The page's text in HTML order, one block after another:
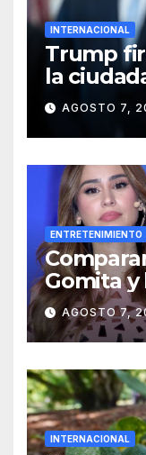
INTERNACIONAL
Trump
la
y elAGOSTO 7,
ENTRETENIMIENTO
Gomita y
AGOSTO 7,
INTERNACIONAL